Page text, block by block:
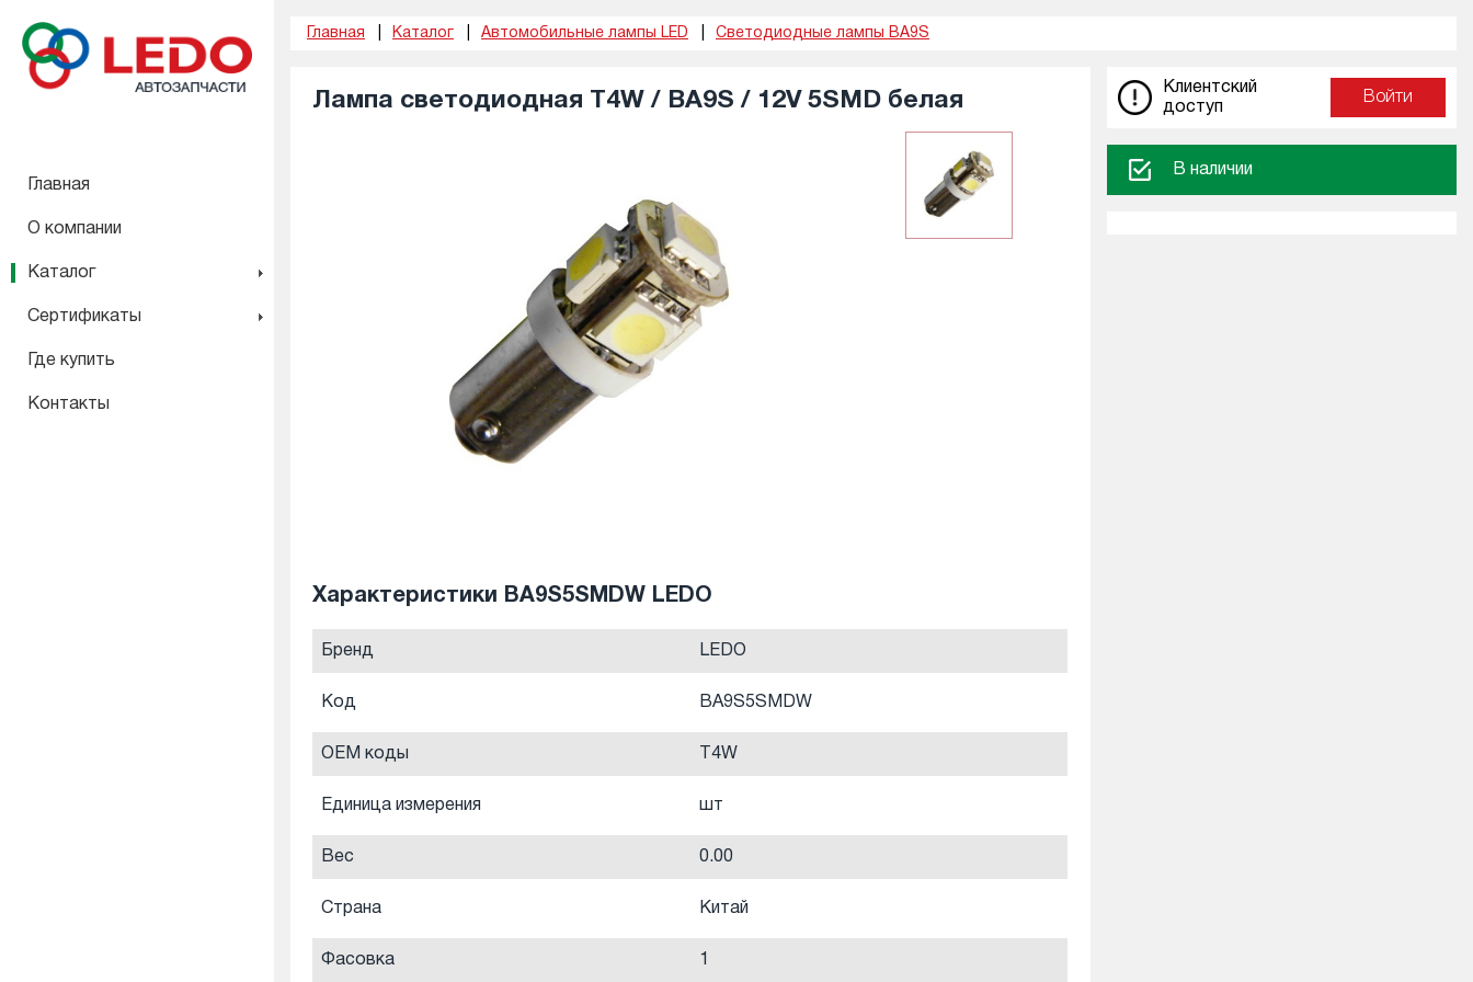
Главная
О компании
Каталог
Сертификаты
Где купить
Контакты
Главная Каталог Автомобильные лампы LED Светодиодные лампы BA9S
Лампа светодиодная T4W / BA9S / 12V 5SMD белая
Характеристики BA9S5SMDW LEDO
Бренд LEDO
Код BA9S5SMDW
OEM коды T4W
Единица измерения шт
Вес 0.00
Страна Китай
Фасовка 1
Клиентский
доступ
Войти
В наличии